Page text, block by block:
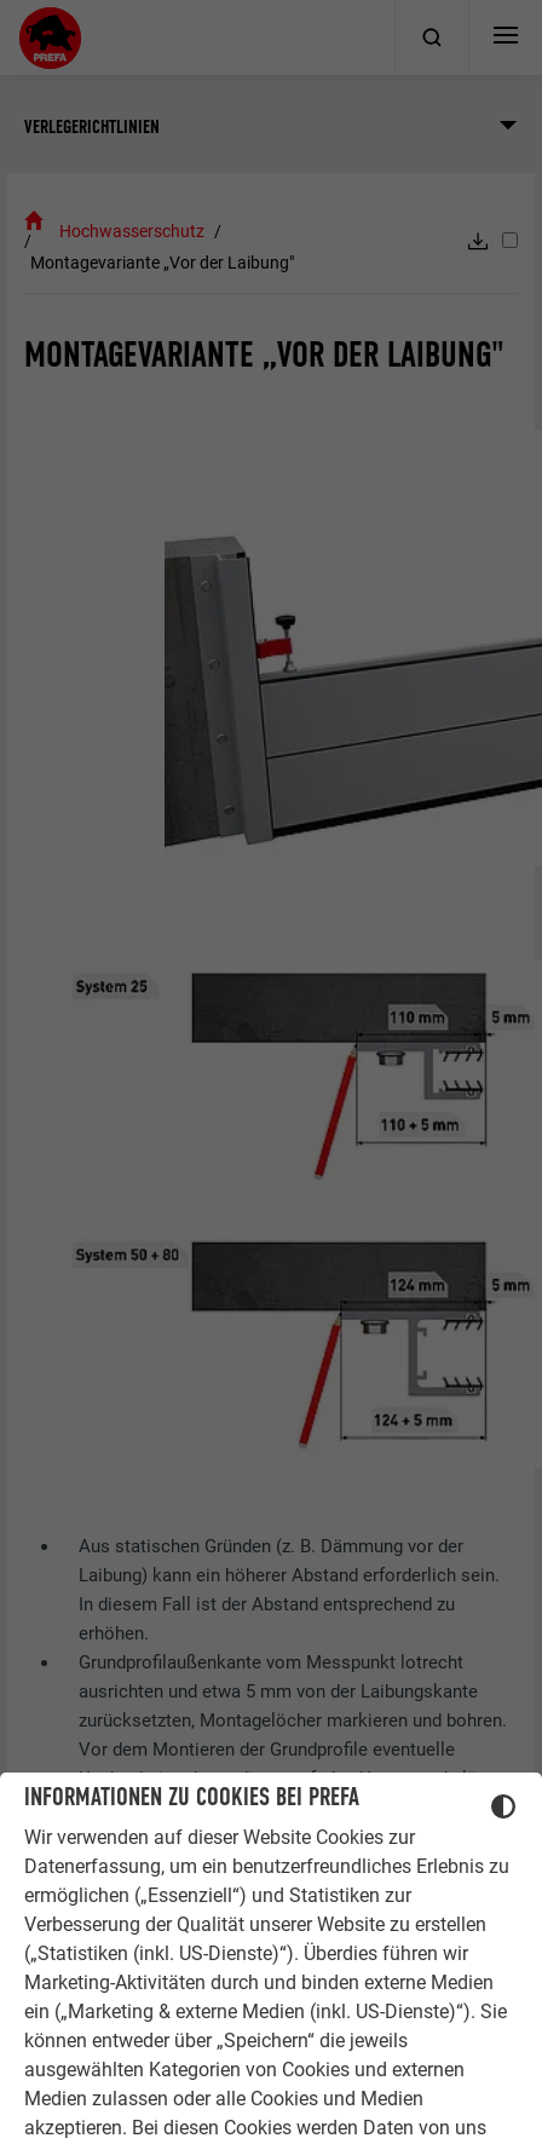
INFORMATIONEN ZU COOKIES BEI PREFA
Wir verwenden auf dieser Website Cookies zur
Datenerfassung, um ein benutzerfreundliches Erlebnis zu
ermöglichen („Essenziell“) und Statistiken zur
Verbesserung der Qualität unserer Website zu erstellen
(„Statistiken (inkl. US-Dienste)“). Überdies führen wir
Marketing-Aktivitäten durch und binden externe Medien
ein („Marketing & externe Medien (inkl. US-Dienste)“). Sie
können entweder über „Speichern“ die jeweils
ausgewählten Kategorien von Cookies und externen
Medien zulassen oder alle Cookies und Medien
akzeptieren. Bei diesen Cookies werden Daten von uns
VERLEGERICHTLINIEN
Hochwasserschutz
Montagevariante „Vor der Laibung"
MONTAGEVARIANTE „VOR DER LAIBUNG"
Aus statischen Gründen (z. B. Dämmung vor der
Laibung) kann ein höherer Abstand erforderlich sein.
In diesem Fall ist der Abstand entsprechend zu
erhöhen.
Grundprofilaußenkante vom Messpunkt lotrecht
ausrichten und etwa 5 mm von der Laibungskante
zurücksetzten, Montagelöcher markieren und bohren.
Vor dem Montieren der Grundprofile eventuelle
Unebenheiten begradigen, ggf. den Untergrund glätten
oder nachbehandeln.
HINWEIS
Der Hochwasserschutz darf nur auf tragende
Wandkonstruktionen montiert werden!